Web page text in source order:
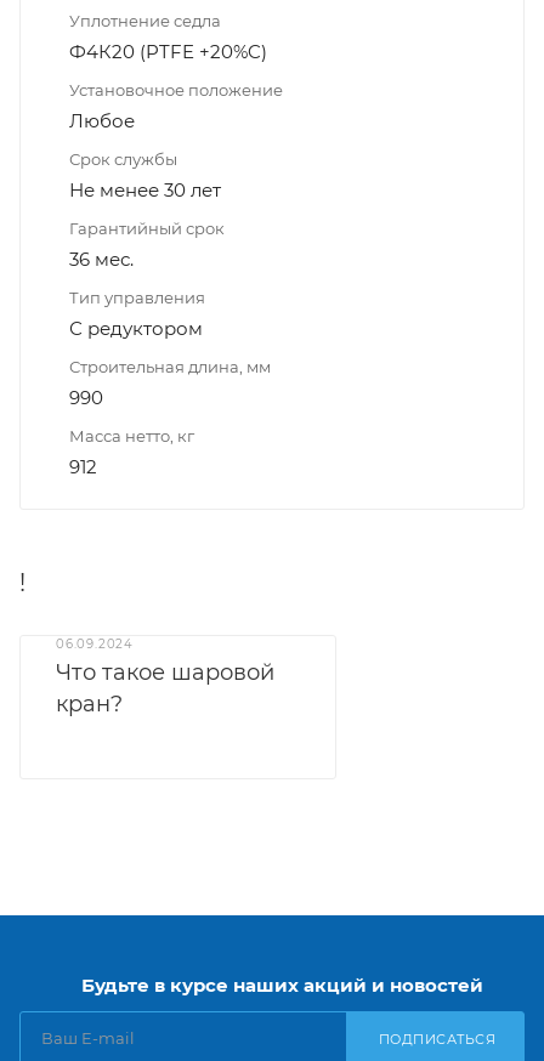
Уплотнение седла
Ф4К20 (PTFE +20%C)
Установочное положение
Любое
Срок службы
Не менее 30 лет
Гарантийный срок
36 мес.
Тип управления
С редуктором
Строительная длина, мм
990
Масса нетто, кг
912
!
06.09.2024
Что такое шаровой
кран?
Будьте в курсе наших акций и новостей
ПОДПИСАТЬСЯ